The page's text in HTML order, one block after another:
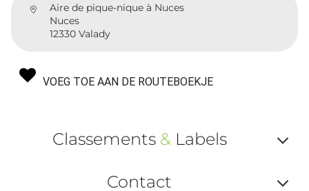
Aire de pique-nique à Nuces
Nuces
12330 Valady
VOEG TOE AAN DE ROUTEBOEKJE
Classements &Labels
Contact